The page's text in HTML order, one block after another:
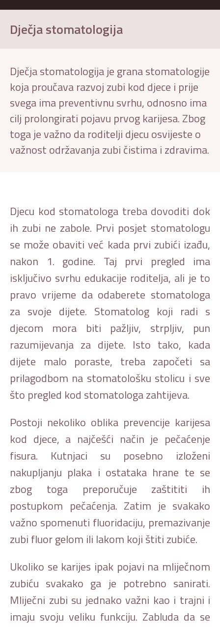
Dječja stomatologija
Dječja stomatologija je grana stomatologije
koja proučava razvoj zubi kod djece i prije
svega ima preventivnu svrhu, odnosno ima
cilj prolongirati pojavu prvog karijesa. Zbog
toga je važno da roditelji djecu osvijeste o
važnost održavanja zubi čistima i zdravima.
Djecu kod stomatologa treba dovoditi dok
ih zubi ne zabole. Prvi posjet stomatologu
se može obaviti već kada prvi zubići izađu,
nakon 1. godine. Taj prvi pregled ima
isključivo svrhu edukacije roditelja, ali je to
pravo vrijeme da odaberete stomatologa
za svoje dijete. Stomatolog koji radi s
djecom mora biti pažljiv, strpljiv, pun
razumijevanja za dijete. Isto tako, kada
dijete malo poraste, treba započeti sa
prilagodbom na stomatološku stolicu i sve
što pregled kod stomatologa zahtijeva.
Postoji nekoliko oblika prevencije karijesa
kod djece, a najčešći način je pečaćenje
fisura. Kutnjaci su posebno izloženi
nakupljanju plaka i ostataka hrane te se
zbog toga preporučuje zaštititi ih
postupkom pečaćenja. Zatim je svakako
važno spomenuti fluoridaciju, premazivanje
zubi fluor gelom ili lakom koji štiti zubiće.
Ukoliko se karijes ipak pojavi na mliječnom
zubiću svakako ga je potrebno sanirati.
Mliječni zubi su jednako važni kao i trajni i
imaju svoju veliku funkciju. Zabluda da se